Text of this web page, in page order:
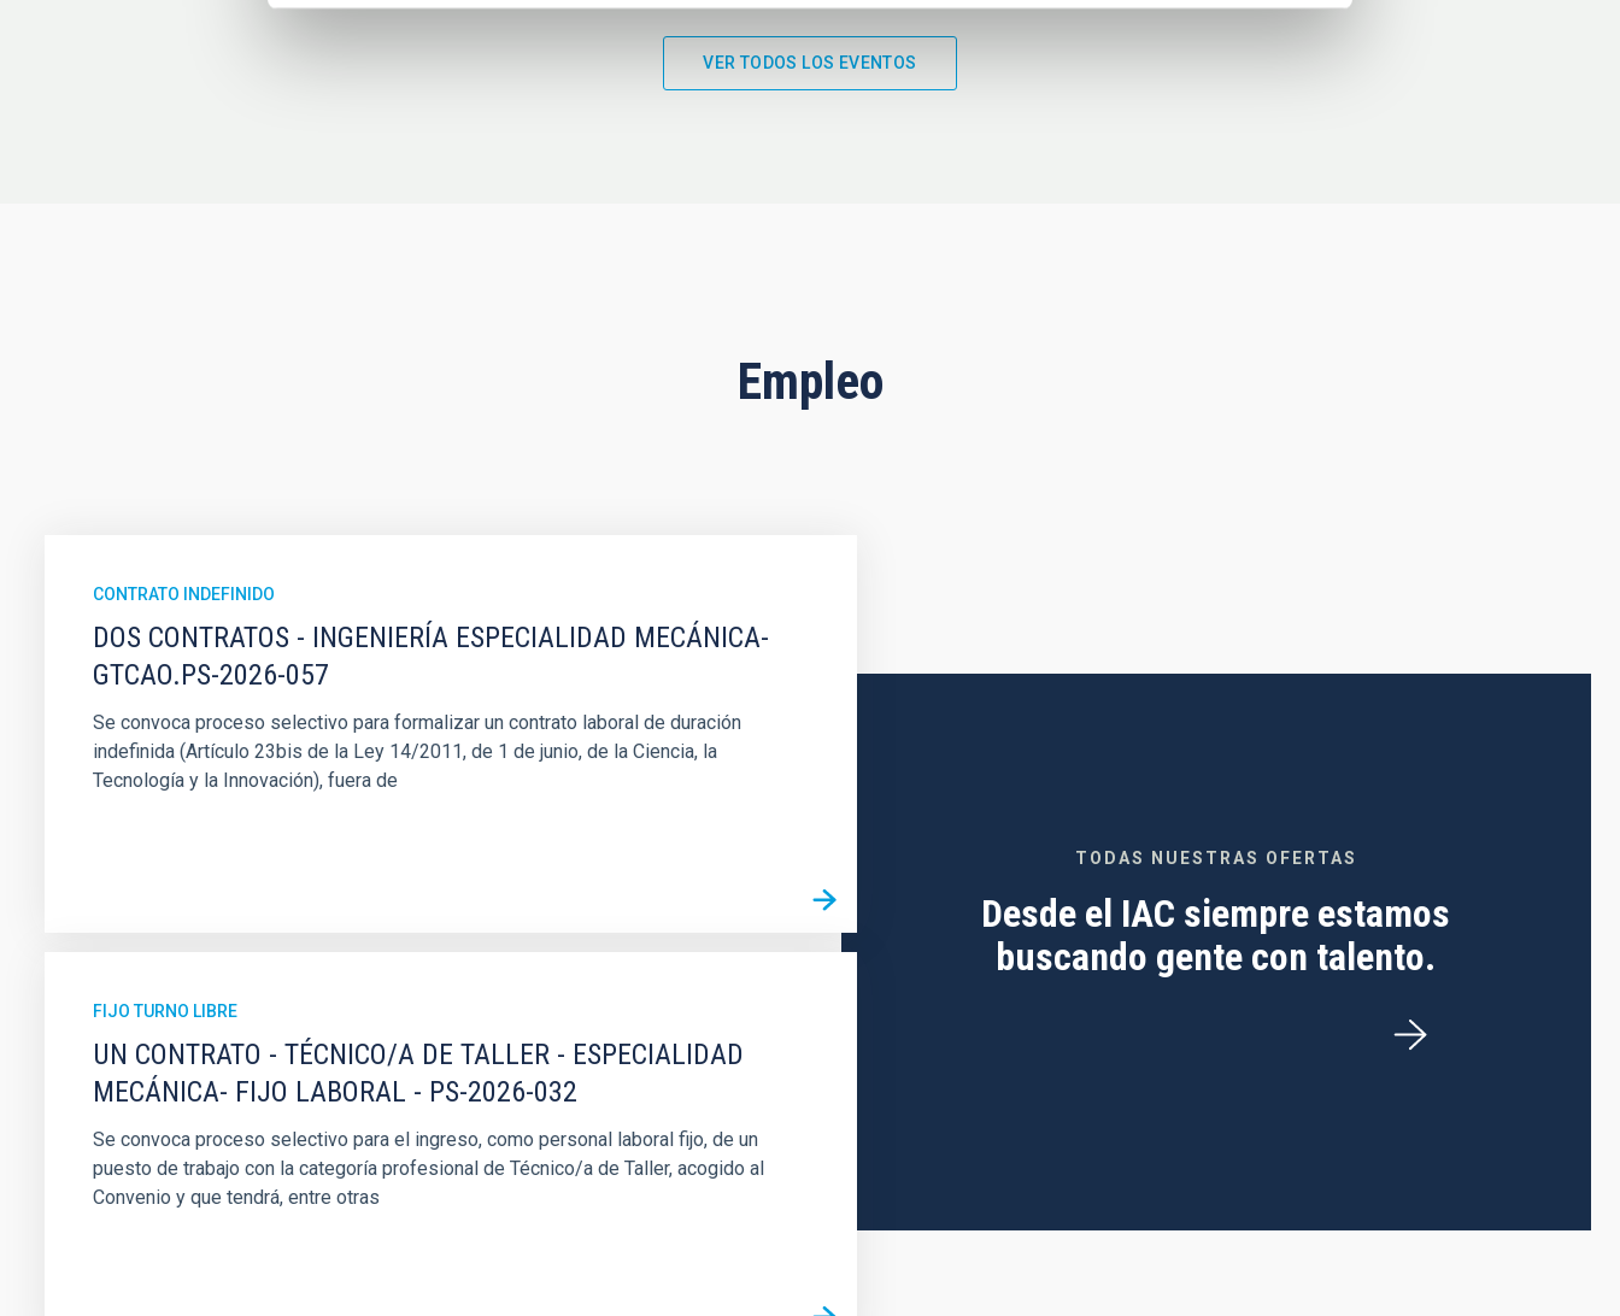
VER TODOS LOS EVENTOS
Empleo
CONTRATO INDEFINIDO
DOS CONTRATOS - INGENIERÍA ESPECIALIDAD MECÁNICA-
GTCAO.PS-2026-057
Se convoca proceso selectivo para formalizar un contrato laboral de duración
indefinida (Artículo 23bis de la Ley 14/2011, de 1 de junio, de la Ciencia, la
Tecnología y la Innovación), fuera de
FIJO TURNO LIBRE
UN CONTRATO - TÉCNICO/A DE TALLER - ESPECIALIDAD
MECÁNICA- FIJO LABORAL - PS-2026-032
Se convoca proceso selectivo para el ingreso, como personal laboral fijo, de un
puesto de trabajo con la categoría profesional de Técnico/a de Taller, acogido al
Convenio y que tendrá, entre otras
TODAS NUESTRAS OFERTAS
Desde el IAC siempre estamos
buscando gente con talento.